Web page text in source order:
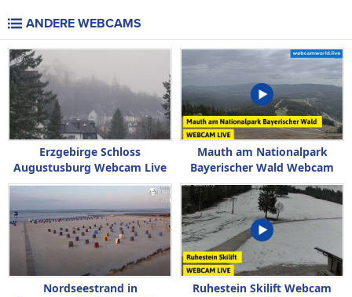
ANDERE WEBCAMS
Erzgebirge Schloss
Augustusburg Webcam Live
Mauth am Nationalpark
Bayerischer Wald Webcam
Live
Nordseestrand in
Ruhestein Skilift Webcam